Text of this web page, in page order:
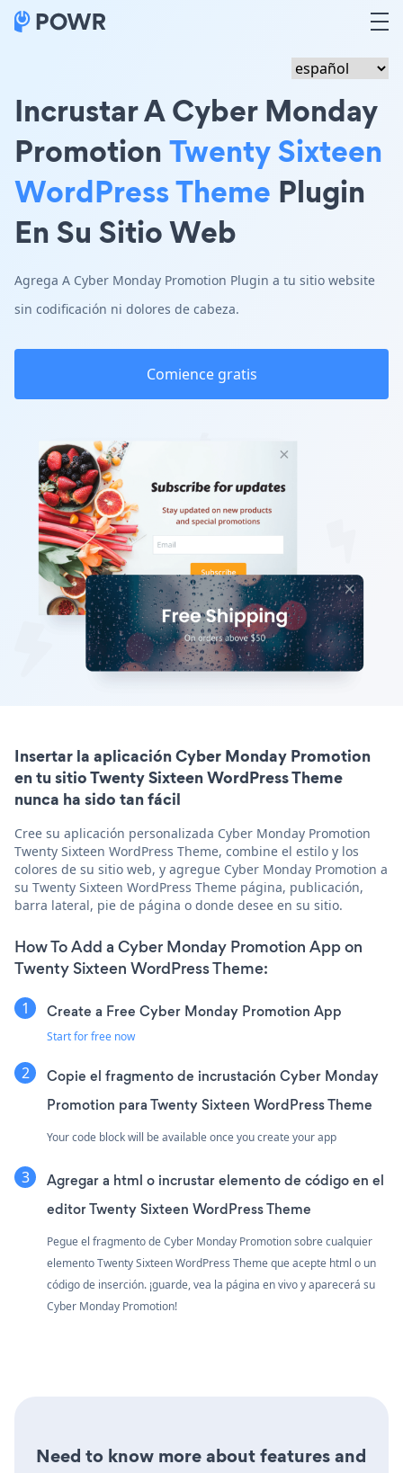
Incrustar A Cyber Monday
PromotionTwenty Sixteen
WordPress Theme Plugin
En Su Sitio Web
Agrega A Cyber Monday Promotion Plugin a tu sitio website
sin codificación ni dolores de cabeza.
Comience gratis
Insertar la aplicación Cyber Monday Promotion
en tu sitio Twenty Sixteen WordPress Theme
nunca ha sido tan fácil
Cree su aplicación personalizada Cyber Monday Promotion
Twenty Sixteen WordPress Theme, combine el estilo y los
colores de su sitio web, y agregue Cyber Monday Promotion a
su Twenty Sixteen WordPress Theme página, publicación,
barra lateral, pie de página o donde desee en su sitio.
How To Add a Cyber Monday Promotion App on
Twenty Sixteen WordPress Theme:
Create a Free Cyber Monday Promotion App
Start for free now
Copie el fragmento de incrustación Cyber Monday
Promotion para Twenty Sixteen WordPress Theme
Your code block will be available once you create your app
Agregar a html o incrustar elemento de código en el
editor Twenty Sixteen WordPress Theme
Pegue el fragmento de Cyber Monday Promotion sobre cualquier
elemento Twenty Sixteen WordPress Theme que acepte html o un
código de inserción. ¡guarde, vea la página en vivo y aparecerá su
Cyber Monday Promotion!
Need to know more about features and